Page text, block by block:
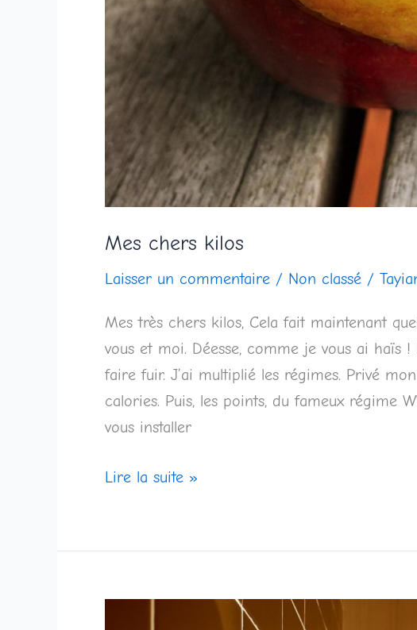
Mes chers kilos
Laisser un commentaire / Non classé /
Mes très chers kilos, Cela fait maintenant
vous et moi. Déesse, comme je vous ai haïs
faire fuir. J’ai multiplié les régimes. Privé
calories. Puis, les points, du fameux régime
vous installer
Lire la suite »